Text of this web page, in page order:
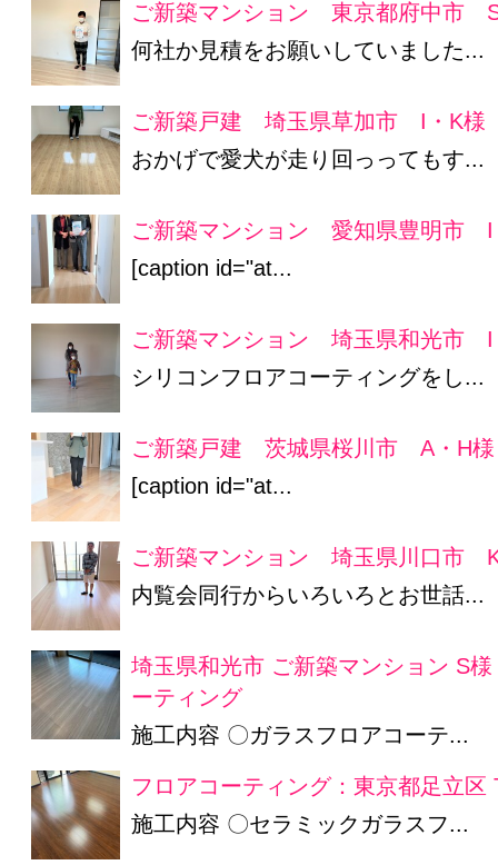
ご新築マンション 東京都府中市
何社か見積をお願いしていました...
ご新築戸建 埼玉県草加市 I・K様
おかげで愛犬が走り回っってもす...
ご新築マンション 愛知県豊明市 I
[caption id="at...
ご新築マンション 埼玉県和光市 I
シリコンフロアコーティングをし...
ご新築戸建 茨城県桜川市 A・H様
[caption id="at...
ご新築マンション 埼玉県川口市
内覧会同行からいろいろとお世話...
埼玉県和光市 ご新築マンション S
ーティング
施工内容 〇ガラスフロアコーテ...
フロアコーティング：東京都足立区
施工内容 〇セラミックガラスフ...